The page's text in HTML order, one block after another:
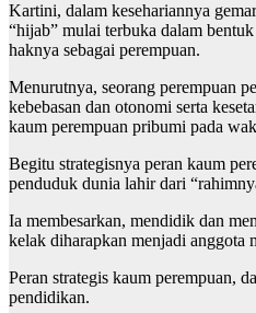
Kartini, dalam kesehariannya
“hijab” mulai terbuka dalam
haknya sebagai perempuan.
Menurutnya, seorang perempuan
kebebasan dan otonomi serta
kaum perempuan pribumi pada
Begitu strategisnya peran kaum
penduduk dunia lahir dari
Ia membesarkan, mendidik dan
kelak diharapkan menjadi anggota
Peran strategis kaum perempuan,
pendidikan.